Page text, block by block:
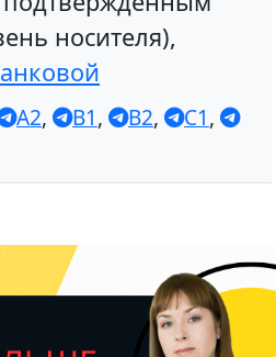
носителя),
A2, B1, B2, C1,